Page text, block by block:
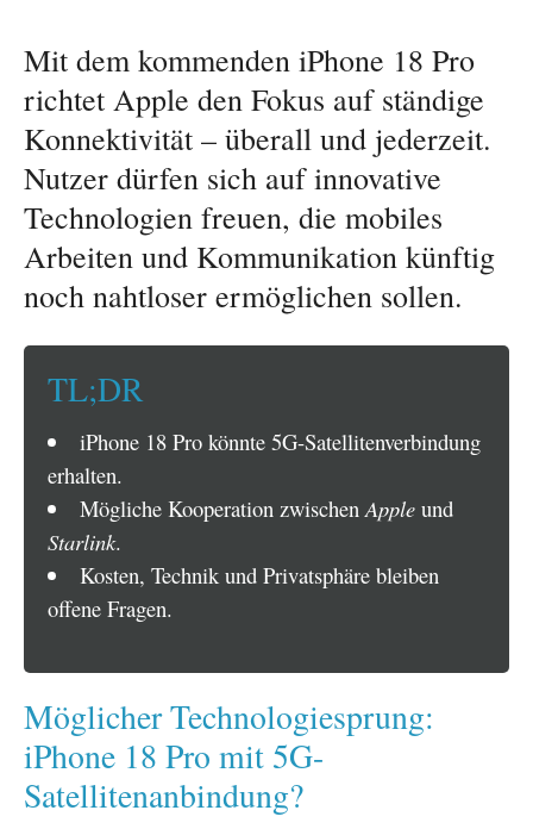
Mit dem kommenden iPhone 18 Pro
richtet Apple den Fokus auf ständige
Konnektivität – überall und jederzeit.
Nutzer dürfen sich auf innovative
Technologien freuen, die mobiles
Arbeiten und Kommunikation künftig
noch nahtloser ermöglichen sollen.
TL;DR
iPhone 18 Pro könnte 5G-Satellitenverbindung
erhalten.
Mögliche Kooperation zwischen Appleund
Starlink.
Kosten, Technik und Privatsphäre bleiben
offene Fragen.
Möglicher Technologiesprung:
iPhone 18 Pro mit 5G-
Satellitenanbindung?